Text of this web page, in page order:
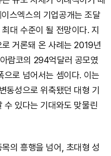
스엑스의 기업공개는 조달
대 수준이 될 전망이다. 지
거론돼 온 사례는 2019년
람코의 294억달러 공모였
로 넘어서는 셈이다. 이는
동성으로 위축됐던 대형 기
수 있다는 기대와도 맞물린
의 흥행을 넘어, 초대형 성